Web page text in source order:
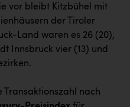
vor bleibt Kitzbühel mit
der Tiroler
Land waren es 26 (20),
Innsbruck vier (13) und
nach